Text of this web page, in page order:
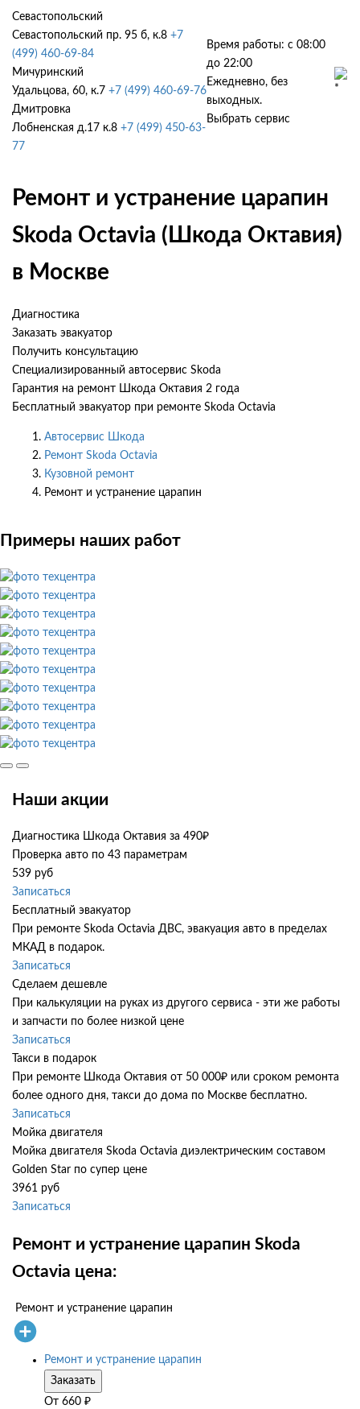
Севастопольский
Севастопольский пр. 95 б, к.8 +7
(499) 460-69-84
Мичуринский
Удальцова, 60, к.7 +7 (499) 460-69-76
Дмитровка
Лобненская д.17 к.8 +7 (499) 450-63-
77
Время работы: с 08:00
до 22:00
Ежедневно, без
выходных.
Выбрать сервис
Ремонт и устранение царапин
Skoda Octavia (Шкода Октавия)
в Москве
Диагностика
Заказать эвакуатор
Получить консультацию
Специализированный автосервис Skoda
Гарантия на ремонт Шкода Октавия 2 года
Бесплатный эвакуатор при ремонте Skoda Octavia
Автосервис Шкода
Ремонт Skoda Octavia
Кузовной ремонт
Ремонт и устранение царапин
Примеры наших работ
Наши акции
Диагностика Шкода Октавия за 490₽
Проверка авто по 43 параметрам
539 руб
Записаться
Бесплатный эвакуатор
При ремонте Skoda Octavia ДВС, эвакуация авто в пределах
МКАД в подарок.
Записаться
Сделаем дешевле
При калькуляции на руках из другого сервиса - эти же работы
и запчасти по более низкой цене
Записаться
Такси в подарок
При ремонте Шкода Октавия от 50 000₽ или сроком ремонта
более одного дня, такси до дома по Москве бесплатно.
Записаться
Мойка двигателя
Мойка двигателя Skoda Octavia диэлектрическим составом
Golden Star по супер цене
3961 руб
Записаться
Ремонт и устранение царапин Skoda
Octavia цена:
Ремонт и устранение царапин
Ремонт и устранение царапин
Заказать
От 660 ₽